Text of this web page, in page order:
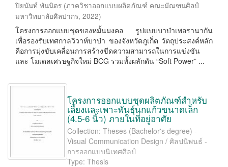
ปิยนันท์ พันนิตร (ภาควิชาออกแบบผลิตภัณฑ์ คณะมัณฑนศิลป์
มหาวิทยาลัยศิลปากร, 2022)
โครงการออกแบบชุดของหมั้นมงคล รูปแบบบาบ๋าเพอรานากัน
เพื่อรองรับเทศกาลวิวาห์บาบ๋า ของจังหวัดภูเก็ต วัตถุประสงค์หลัก
คือการมุ่งขับเคลื่อนการสร้างขีดความสามารถในการแข่งขัน
และ โมเดลเศรษฐกิจใหม่ BCG รวมทั้งผลักดัน “Soft Power” ...
โครงการออกแบบชุดผลิตภัณฑ์สำหรับ
เลี้ยงและเพาะพันธุ์นกแก้วขนาดเล็ก
(4.5-6 นิ้ว) ภายในที่อยู่อาศัย
Collection: Theses (Bachelor's degree) -
Visual Communication Design / ศิลปนิพนธ์ -
การออกแบบนิเทศศิลป์
Type: Thesis